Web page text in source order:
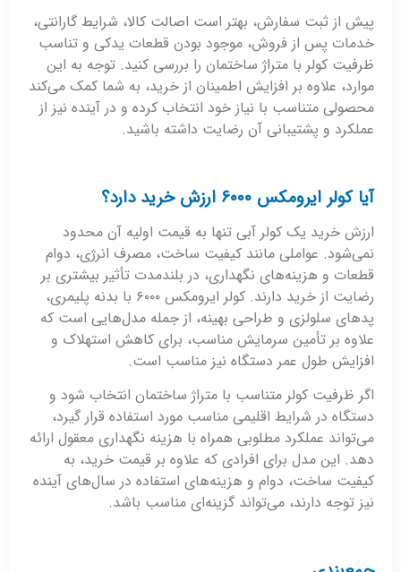
پیش از ثبت سفارش، بهتر است اصالت کالا، شرایط گارانتی،
خدمات پس از فروش، موجود بودن قطعات یدکی و تناسب
ظرفیت کولر با متراژ ساختمان را بررسی کنید. توجه به این
موارد، علاوه بر افزایش اطمینان از خرید، به شما کمک می‌کند
محصولی متناسب با نیاز خود انتخاب کرده و در آینده نیز از
عملکرد و پشتیبانی آن رضایت داشته باشید.
آیا کولر ایرومکس ۶۰۰۰ ارزش خرید دارد؟
ارزش خرید یک کولر آبی تنها به قیمت اولیه آن محدود
نمی‌شود. عواملی مانند کیفیت ساخت، مصرف انرژی، دوام
قطعات و هزینه‌های نگهداری، در بلندمدت تأثیر بیشتری بر
رضایت از خرید دارند. کولر ایرومکس ۶۰۰۰ با بدنه پلیمری،
پدهای سلولزی و طراحی بهینه، از جمله مدل‌هایی است که
علاوه بر تأمین سرمایش مناسب، برای کاهش استهلاک و
افزایش طول عمر دستگاه نیز مناسب است.
اگر ظرفیت کولر متناسب با متراژ ساختمان انتخاب شود و
دستگاه در شرایط اقلیمی مناسب مورد استفاده قرار گیرد،
می‌تواند عملکرد مطلوبی همراه با هزینه نگهداری معقول ارائه
دهد. این مدل برای افرادی که علاوه بر قیمت خرید، به
کیفیت ساخت، دوام و هزینه‌های استفاده در سال‌های آینده
نیز توجه دارند، می‌تواند گزینه‌ای مناسب باشد.